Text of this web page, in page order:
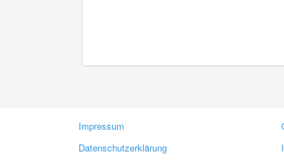
Impressum
Datenschutzerklärung